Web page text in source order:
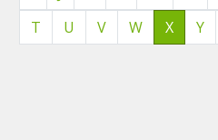
T
U V W X Y